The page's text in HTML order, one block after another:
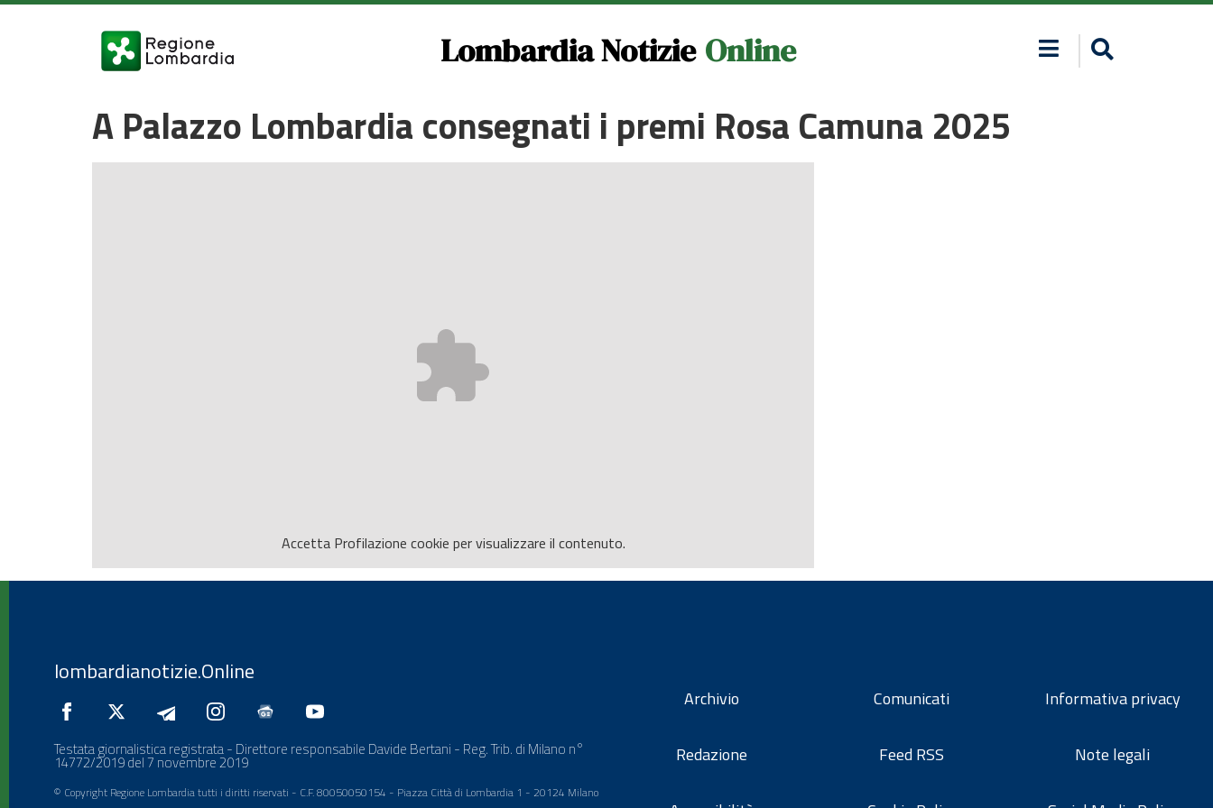
Lombardia Notizie Online
A Palazzo Lombardia consegnati i premi Rosa Camuna 2025
Accetta Profilazione cookie per visualizzare il contenuto.
lombardianotizie.Online
Testata giornalistica registrata - Direttore responsabile Davide Bertani - Reg. Trib. di Milano n°
14772/2019 del 7 novembre 2019
© Copyright Regione Lombardia tutti i diritti riservati - C.F. 80050050154 - Piazza Città di Lombardia 1 - 20124 Milano
Archivio
Redazione
Comunicati
Feed RSS
Informativa privacy
Note legali